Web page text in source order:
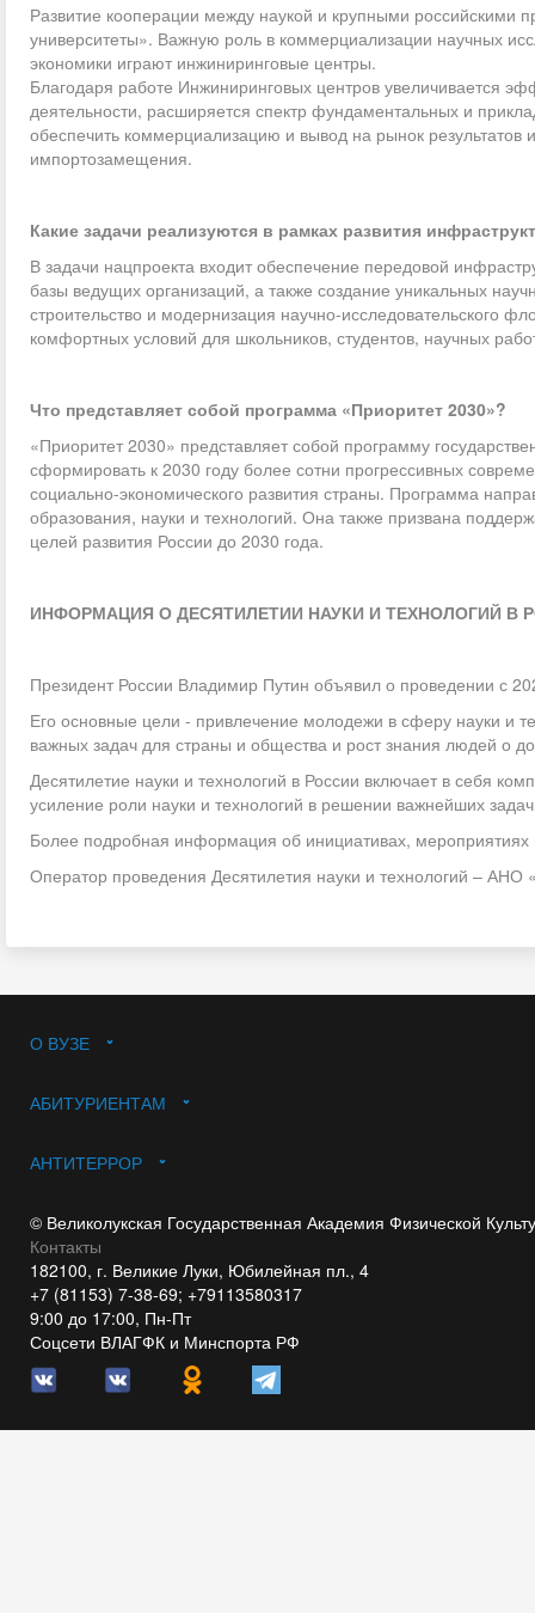
Развитие кооперации между наукой и крупными российскими
университеты». Важную роль в коммерциализации научных
экономики играют инжиниринговые центры.
Благодаря работе Инжиниринговых центров увеличивается
деятельности, расширяется спектр фундаментальных и
обеспечить коммерциализацию и вывод на рынок результатов
импортозамещения.
Какие задачи реализуются в рамках развития
В задачи нацпроекта входит обеспечение передовой
базы ведущих организаций, а также создание уникальных
строительство и модернизация научно-исследовательского
комфортных условий для школьников, студентов, научных
Что представляет собой программа «Приоритет 2030»?
«Приоритет 2030» представляет собой программу
сформировать к 2030 году более сотни прогрессивных
социально-экономического развития страны. Программа
образования, науки и технологий. Она также призвана
целей развития России до 2030 года.
ИНФОРМАЦИЯ О ДЕСЯТИЛЕТИИ НАУКИ И ТЕХНОЛОГИЙ В
Президент России Владимир Путин объявил о проведении с
Его основные цели - привлечение молодежи в сферу науки и
важных задач для страны и общества и рост знания людей о
Десятилетие науки и технологий в России включает в себя
усиление роли науки и технологий в решении важнейших
Более подробная информация об инициативах, мероприятиях
Оператор проведения Десятилетия науки и технологий –
О ВУЗЕ
АБИТУРИЕНТАМ
АНТИТЕРРОР
© Великолукская Государственная Академия Физической
Контакты
182100, г. Великие Луки, Юбилейная пл., 4
+7 (81153) 7-38-69; +79113580317
9:00 до 17:00, Пн-Пт
Соцсети ВЛАГФК и Минспорта РФ